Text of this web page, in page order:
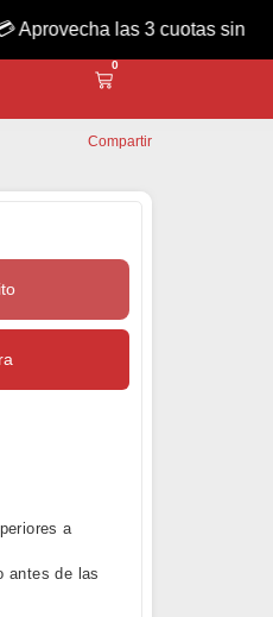
0
Compartir
a
antes de las
3 cuotas sin interés